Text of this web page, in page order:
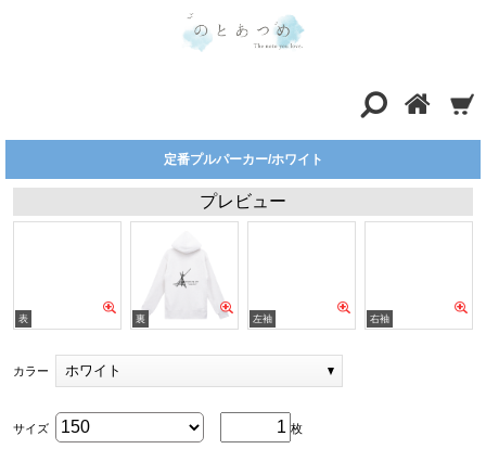
定番プルパーカー/ホワイト
プレビュー
カラー ホワイト
枚
サイズ